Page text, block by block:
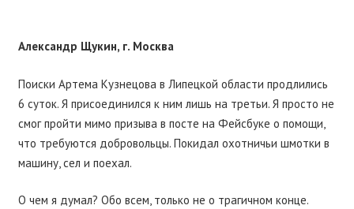
Александр Щукин, г. Москва
Поиски Артема Кузнецова в Липецкой области продлились
6 суток. Я присоединился к ним лишь на третьи. Я просто не
смог пройти мимо призыва в посте на Фейсбуке о помощи,
что требуются добровольцы. Покидал охотничьи шмотки в
машину, сел и поехал.
О чем я думал? Обо всем, только не о трагичном конце.